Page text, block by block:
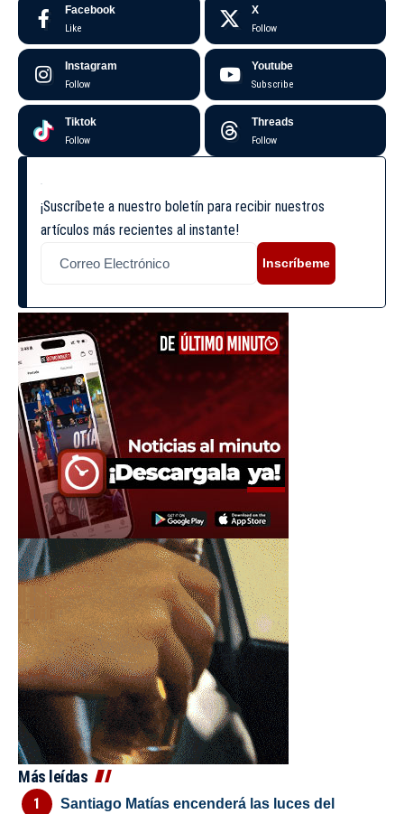
Facebook
Like
X
Follow
Instagram
Follow
Youtube
Subscribe
Tiktok
Follow
Threads
Follow
¡Suscríbete a nuestro boletín para recibir nuestros
artículos más recientes al instante!
Inscríbeme
Más leídas
Santiago Matías encenderá las luces del